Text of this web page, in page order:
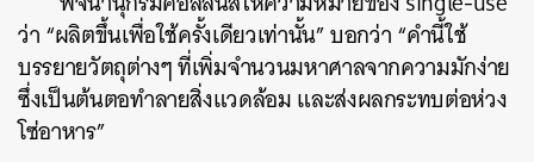
ว่า “ผลิตขึ้นเพื่อใช้ครั้งเดียวเท่านั้น” บอกว่า “คำนี้ใช้
บรรยายวัตถุต่างๆ ที่เพิ่มจำนวนมหาศาลจากความมักง่าย
ซึ่งเป็นต้นตอทำลายสิ่งแวดล้อม และส่งผลกระทบต่อห่วง
โซ่อาหาร”